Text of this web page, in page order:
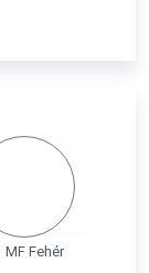
MF Fehér